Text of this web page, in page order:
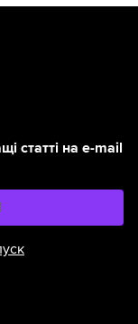
статті на e-mail